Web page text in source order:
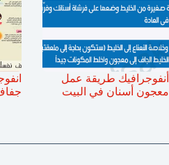
أنفوجرافيك طريقة عمل
معجون أسنان في البيت